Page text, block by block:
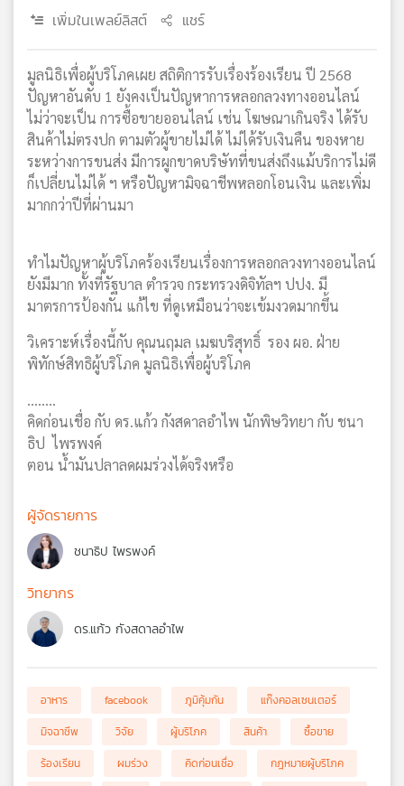
เพิ่มในเพลย์ลิสต์ แชร์
มูลนิธิเพื่อผู้บริโภคเผย สถิติการรับเรื่องร้องเรียน ปี 2568
ปัญหาอันดับ 1 ยังคงเป็นปัญหาการหลอกลวงทางออนไลน์
ไม่ว่าจะเป็น การซื้อขายออนไลน์ เช่น โฆษณาเกินจริง ได้รับ
สินค้าไม่ตรงปก ตามตัวผู้ขายไม่ได้ ไม่ได้รับเงินคืน ของหาย
ระหว่างการขนส่ง มีการผูกขาดบริษัทที่ขนส่งถึงแม้บริการไม่ดี
ก็เปลี่ยนไม่ได้ ฯ หรือปัญหามิจฉาชีพหลอกโอนเงิน และเพิ่ม
มากกว่าปีที่ผ่านมา
ทำไมปัญหาผู้บริโภคร้องเรียนเรื่องการหลอกลวงทางออนไลน์
ยังมีมาก ทั้งที่รัฐบาล ตำรวจ กระทรวงดิจิทัลฯ ปปง. มี
มาตรการป้องกัน แก้ไข ที่ดูเหมือนว่าจะเข้มงวดมากขึ้น
วิเคราะห์เรื่องนี้กับ คุณนฤมล เมฆบริสุทธิ์ รอง ผอ. ฝ่าย
พิทักษ์สิทธิผู้บริโภค มูลนิธิเพื่อผู้บริโภค
........
คิดก่อนเชื่อ กับ ดร.แก้ว กังสดาลอำไพ นักพิษวิทยา กับ ชนา
ธิป ไพรพงค์
ตอน น้ำมันปลาลดผมร่วงได้จริงหรือ
ผู้จัดรายการ
ชนาธิป ไพรพงค์
วิทยากร
ดร.แก้ว กังสดาลอำไพ
อาหาร facebook ภูมิคุ้มกัน
แก๊งคอลเซนเตอร์
มิจฉาชีพ
วิจัย ผู้บริโภค สินค้า
ซื้อขาย
ร้องเรียน
ผมร่วง คิดก่อนเชื่อ
กฎหมายผู้บริโภค